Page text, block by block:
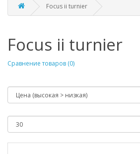
Focus ii turnier
Focus ii turnier
Сравнение товаров (0)